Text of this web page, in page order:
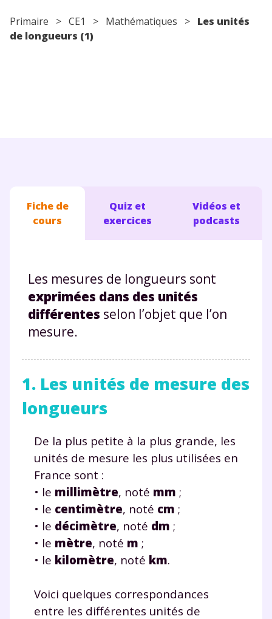
Primaire > CE1 > Mathématiques > Les unités
de longueurs (1)
Fiche de
cours
Quiz et
exercices
Vidéos et
podcasts
Les mesures de longueurs sont
exprimées dans des unités
différentes selon l’objet que l’on
mesure.
1. Les unités de mesure des
longueurs
De la plus petite à la plus grande, les
unités de mesure les plus utilisées en
France sont :
• le millimètre, noté mm ;
• le centimètre, noté cm ;
• le décimètre, noté dm ;
• le mètre, noté m ;
• le kilomètre, noté km.
Voici quelques correspondances
entre les différentes unités de